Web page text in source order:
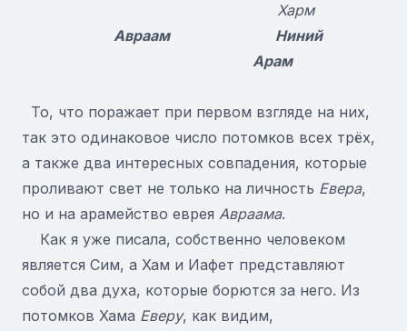
Харм
Авраам Ниний
Арам
То, что поражает при первом взгляде на них,
так это одинаковое число потомков всех трёх,
а также два интересных совпадения, которые
проливают свет не только на личность Евера,
но и на арамейство еврея Авраама.
Как я уже писала, собственно человеком
является Сим, а Хам и Иафет представляют
собой два духа, которые борются за него. Из
потомков Хама Еверу, как видим,